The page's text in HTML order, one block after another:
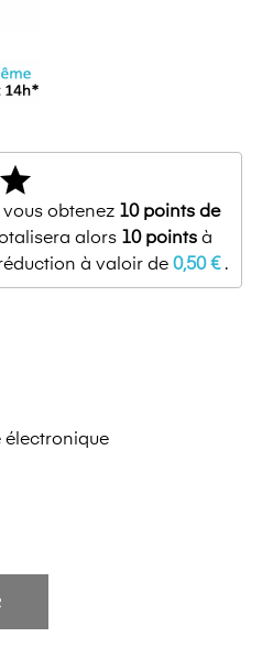
star
obtenez 10points de
alors 10points à
à valoir de 0,50 €.
électronique